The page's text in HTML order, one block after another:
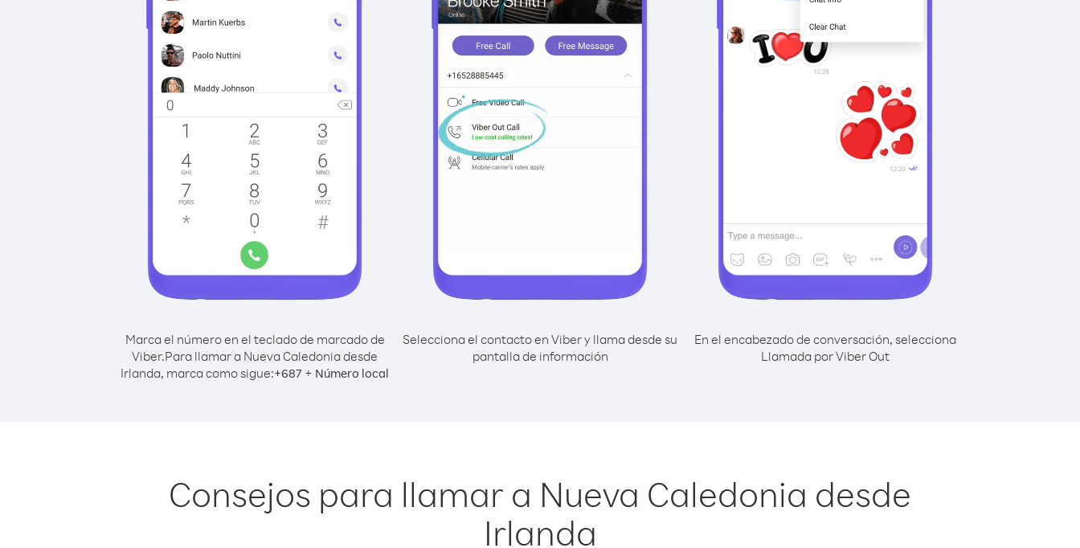
Marca el número en el teclado de marcado de
Viber.Para llamar a Nueva Caledonia desde
Irlanda, marca como sigue:+687 + Número local
Selecciona el contacto en Viber y llama desde su
pantalla de información
En el encabezado de conversación, selecciona
Llamada por Viber Out
Consejos para llamar a Nueva Caledonia desde
Irlanda